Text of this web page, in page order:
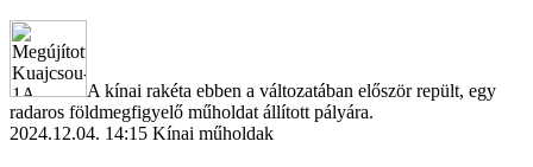
A kínai rakéta ebben a változatában először repült, egy
radaros földmegfigyelő műholdat állított pályára.
2024.12.04. 14:15 Kínai műholdak